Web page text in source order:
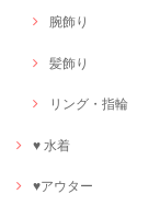
腕飾り
髪飾り
リング・指輪
♥ 水着
♥アウター